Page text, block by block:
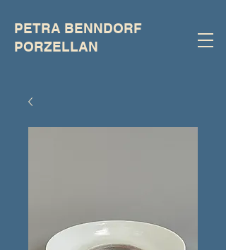
PETRA BENNDORF
PORZELLAN